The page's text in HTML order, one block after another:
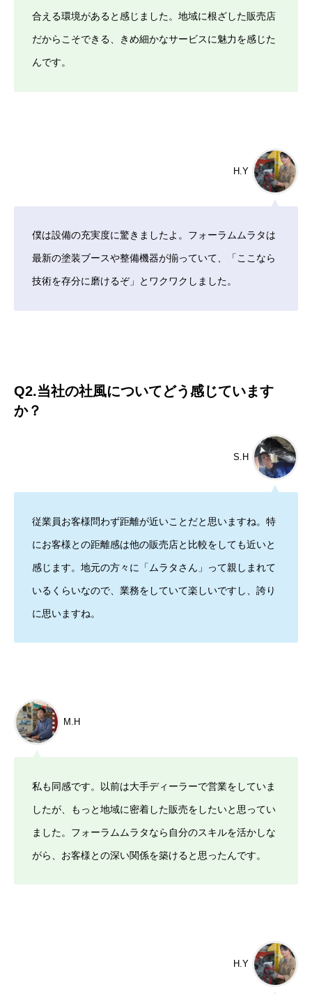
合える環境があると感じました。地域に根ざした販売店
だからこそできる、きめ細かなサービスに魅力を感じた
んです。
H.Y
僕は設備の充実度に驚きましたよ。フォーラムムラタは
最新の塗装ブースや整備機器が揃っていて、「ここなら
技術を存分に磨けるぞ」とワクワクしました。
Q2.当社の社風についてどう感じています
か？
S.H
従業員お客様問わず距離が近いことだと思いますね。特
にお客様との距離感は他の販売店と比較をしても近いと
感じます。地元の方々に「ムラタさん」って親しまれて
いるくらいなので、業務をしていて楽しいですし、誇り
に思いますね。
M.H
私も同感です。以前は大手ディーラーで営業をしていま
したが、もっと地域に密着した販売をしたいと思ってい
ました。フォーラムムラタなら自分のスキルを活かしな
がら、お客様との深い関係を築けると思ったんです。
H.Y